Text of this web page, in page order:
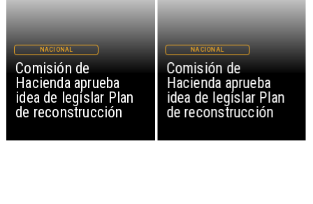
Comisión de
Hacienda aprueba
idea de legislar Plan
de reconstrucción
NACIONAL
Comisión de
Hacienda aprueba
idea de legislar Plan
de reconstrucción
NACIONAL